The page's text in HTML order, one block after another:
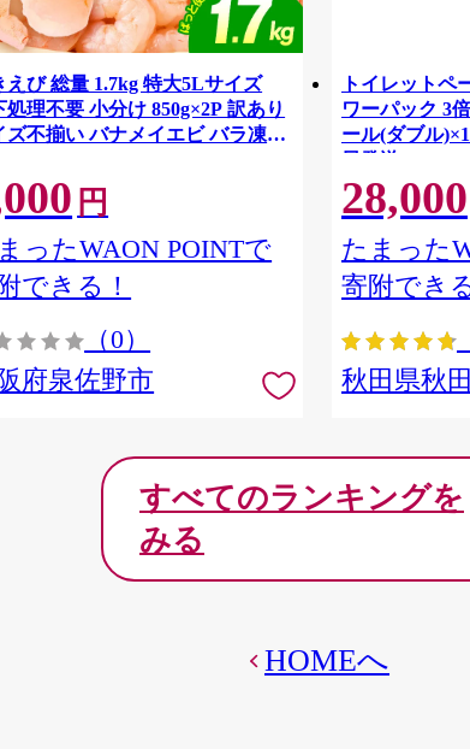
えび 総量 1.7kg 特大5Lサイズ
処理不要 小分け 850g×2P 訳あり
ズ不揃い バナメイエビ バラ凍
G4142
円
ったWAON POINTで
できる！
（0）
府泉佐野市
トイレットペ
ワーパック 3
ール(ダブル
日発送 [スコ
トイレットペ
ア] 秋田県秋
28,000
たまった
寄附でき
秋田県秋
すべてのランキングを
みる
HOMEへ